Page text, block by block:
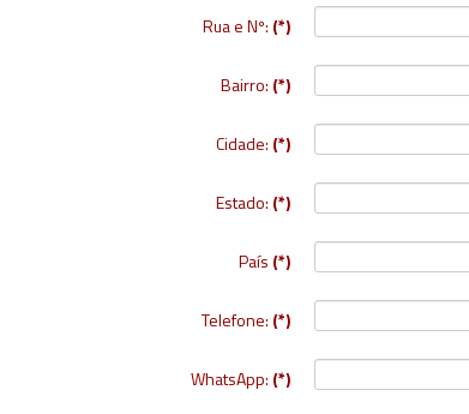
Rua e Nº: (*)
Bairro: (*)
Cidade: (*)
Estado: (*)
País (*)
Telefone: (*)
WhatsApp: (*)